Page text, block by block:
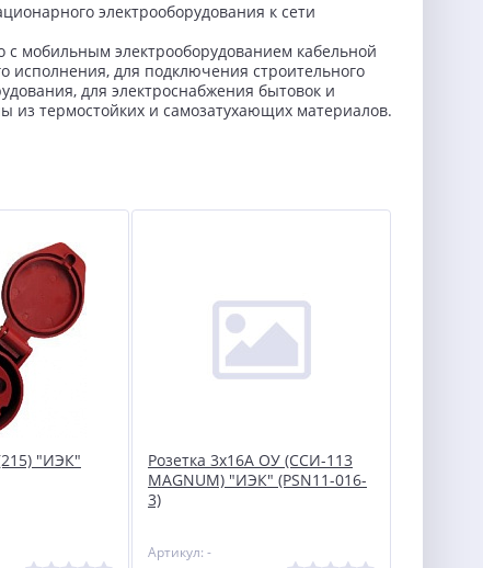
электрооборудования к сети
мобильным электрооборудованием кабельной
исполнения, для подключения строительного
для электроснабжения бытовок и
из термостойких и самозатухающих материалов.
"ИЭК"
Розетка 3х16А ОУ (ССИ-113
MAGNUM) "ИЭК" (PSN11-016-
3)
Артикул: -